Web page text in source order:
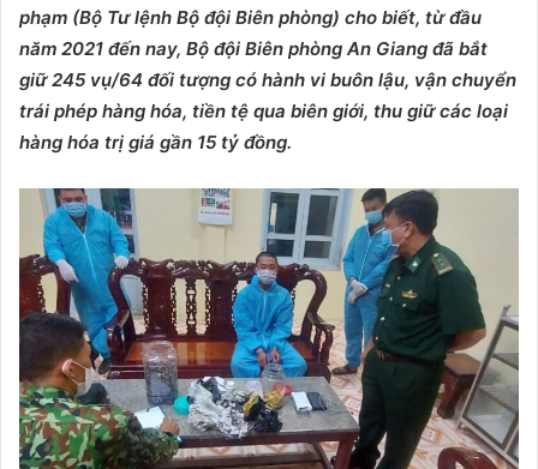
phạm (Bộ Tư lệnh Bộ đội Biên phòng) cho biết, từ đầu
năm 2021 đến nay, Bộ đội Biên phòng An Giang đã bắt
giữ 245 vụ/64 đối tượng có hành vi buôn lậu, vận chuyển
trái phép hàng hóa, tiền tệ qua biên giới, thu giữ các loại
hàng hóa trị giá gần 15 tỷ đồng.